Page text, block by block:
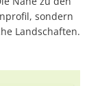
sondern
Landschaften.